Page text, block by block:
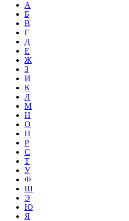
А
Б
В
Г
Д
Е
Ж
З
И
К
Л
М
Н
О
П
Р
С
Т
У
Ф
Ш
Э
Ю
Я